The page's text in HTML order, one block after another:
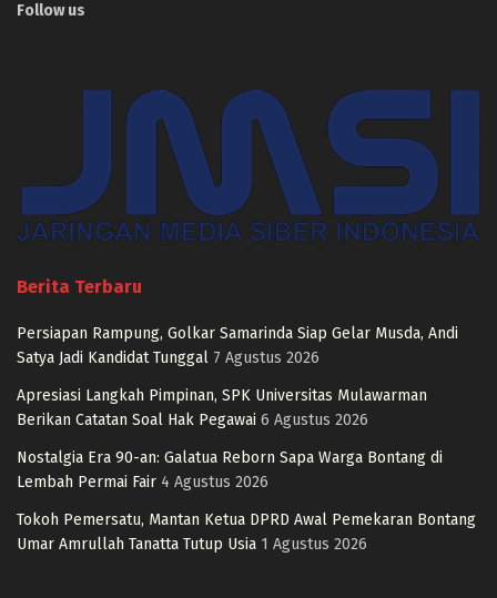
Follow us
Berita Terbaru
Persiapan Rampung, Golkar Samarinda Siap Gelar Musda, Andi
Satya Jadi Kandidat Tunggal 7 Agustus 2026
Apresiasi Langkah Pimpinan, SPK Universitas Mulawarman
Berikan Catatan Soal Hak Pegawai 6 Agustus 2026
Nostalgia Era 90-an: Galatua Reborn Sapa Warga Bontang di
Lembah Permai Fair 4 Agustus 2026
Tokoh Pemersatu, Mantan Ketua DPRD Awal Pemekaran Bontang
Umar Amrullah Tanatta Tutup Usia 1 Agustus 2026